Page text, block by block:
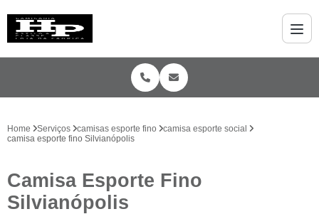
Home Serviços camisas esporte fino
camisa esporte social
camisa esporte fino Silvianópolis
Camisa Esporte Fino
Silvianópolis